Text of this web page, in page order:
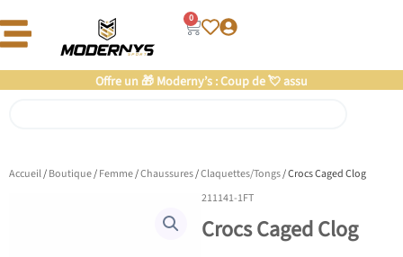
au
0
Panier
Offre un 🎁 Moderny’s : Coup de 💘 assuré
Accueil/Boutique/Femme/Chaussures/Claquettes/Tongs/ Crocs Caged Clog
211141-1FT
Crocs Caged Clog